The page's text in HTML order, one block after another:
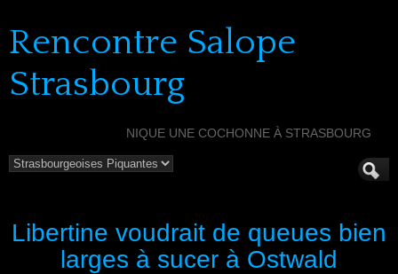
Rencontre Salope
Strasbourg
NIQUE UNE COCHONNE À STRASBOURG
Libertine voudrait de queues bien
larges à sucer à Ostwald